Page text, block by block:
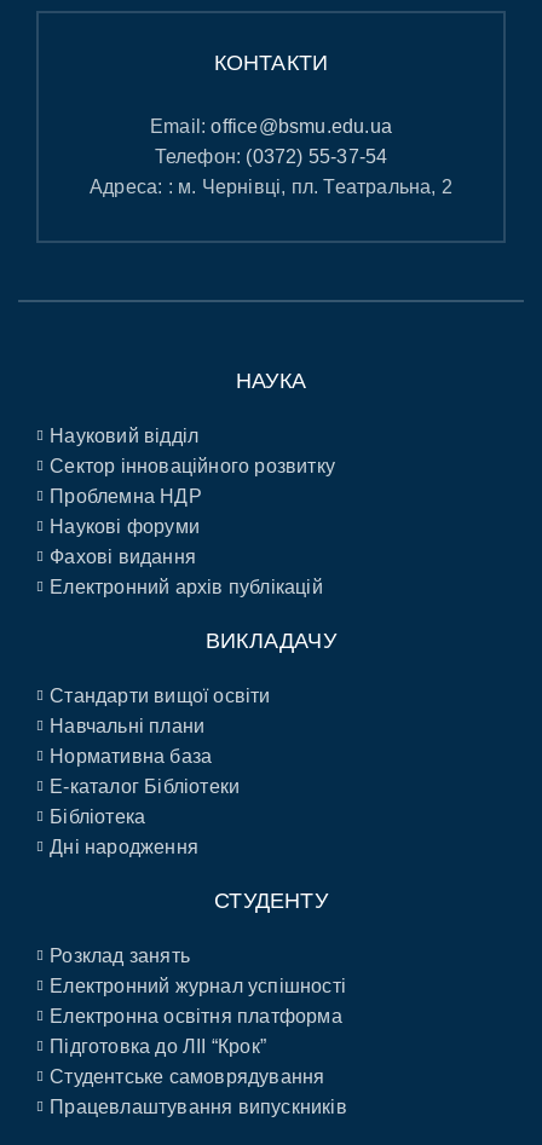
КОНТАКТИ
Email:office@bsmu.edu.ua
Телефон: (0372) 55-37-54
Адреса: : м. Чернівці, пл. Театральна, 2
НАУКА
Науковий відділ
Сектор інноваційного розвитку
Проблемна НДР
Наукові форуми
Фахові видання
Електронний архів публікацій
ВИКЛАДАЧУ
Стандарти вищої освіти
Навчальні плани
Нормативна база
E-каталог Бібліотеки
Бібліотека
Дні народження
СТУДЕНТУ
Розклад занять
Електронний журнал успішності
Електронна освітня платформа
Підготовка до ЛІІ “Крок”
Студентське самоврядування
Працевлаштування випускників